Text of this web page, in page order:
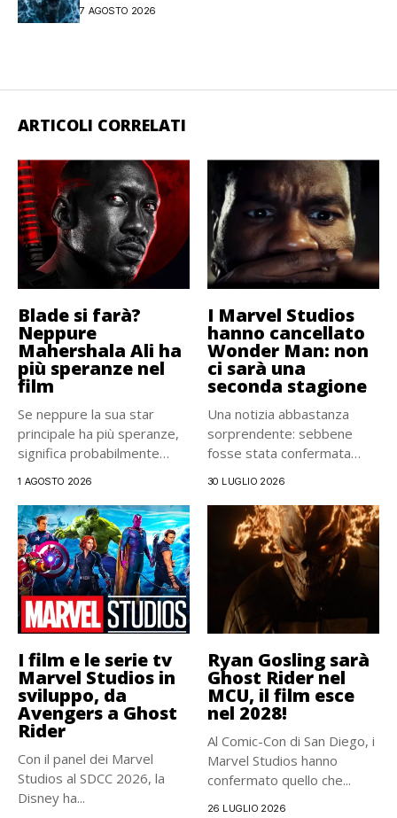
7 AGOSTO 2026
ARTICOLI CORRELATI
Blade si farà?
Neppure
Mahershala Ali ha
più speranze nel
film
Se neppure la sua star
principale ha più speranze,
significa probabilmente
1 AGOSTO 2026
I Marvel Studios
hanno cancellato
Wonder Man: non
ci sarà una
seconda stagione
Una notizia abbastanza
sorprendente: sebbene
fosse stata confermata
30 LUGLIO 2026
I film e le serie tv
Marvel Studios in
sviluppo, da
Avengers a Ghost
Rider
Con il panel dei Marvel
Studios al SDCC 2026, la
Disney ha...
Ryan Gosling sarà
Ghost Rider nel
MCU, il film esce
nel 2028!
Al Comic-Con di San Diego, i
Marvel Studios hanno
confermato quello che...
26 LUGLIO 2026